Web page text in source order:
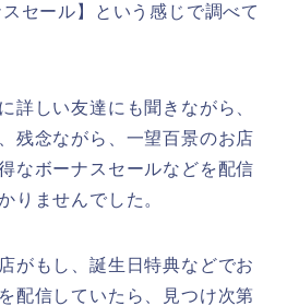
セール】という感じで調べて
詳しい友達にも聞きながら、
残念ながら、一望百景のお店
なボーナスセールなどを配信
りませんでした。
がもし、誕生日特典などでお
配信していたら、見つけ次第